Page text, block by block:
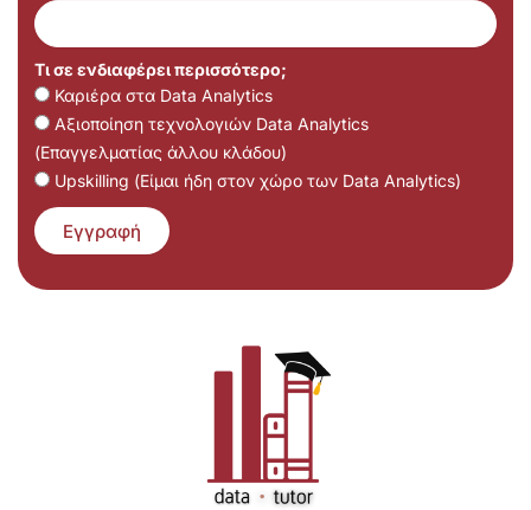
Τι σε ενδιαφέρει περισσότερο;
Καριέρα στα Data Analytics
Αξιοποίηση τεχνολογιών Data Analytics
(Επαγγελματίας άλλου κλάδου)
Upskilling (Είμαι ήδη στον χώρο των Data Analytics)
Εγγραφή